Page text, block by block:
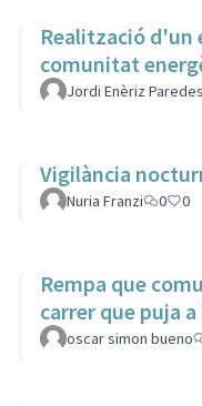
Realització d'un
comunitat
Jordi Enèriz Paredes
Vigilància
Nuria Franzi 0 0
Rempa que
carrer que puja
oscar simon bueno